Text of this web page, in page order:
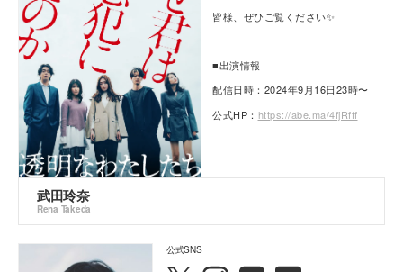
皆様、ぜひご覧ください✨
■出演情報
配信日時：2024年9月16日23時〜
公式HP： https://abe.ma/4fjRfff
武田玲奈
Rena Takeda
公式SNS